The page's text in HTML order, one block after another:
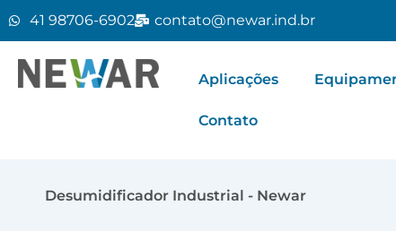
41 98706-6902 contato@newar.ind.br
Aplicações
Contato
Desumidificador Industrial - Newar